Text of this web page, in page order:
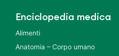
Enciclopedia medica
Alimenti
Anatomia – Corpo umano